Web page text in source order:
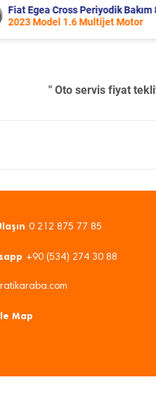
Hyundai Accent Era
2010 Model 1.4 Motor
" Oto servis fiyat
0 212 875 77 85
+90 (534) 274 30 88
Map